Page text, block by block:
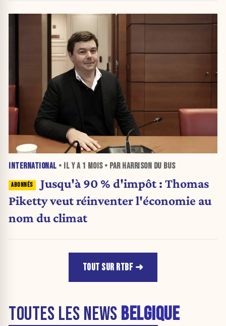
INTERNATIONAL • IL Y A 1 MOIS• PAR HARRISON DU BUS
Jusqu'à 90 % d'impôt : Thomas
Piketty veut réinventer l'économie au
nom du climat
TOUT SUR RTBF
TOUTES LES NEWS BELGIQUE